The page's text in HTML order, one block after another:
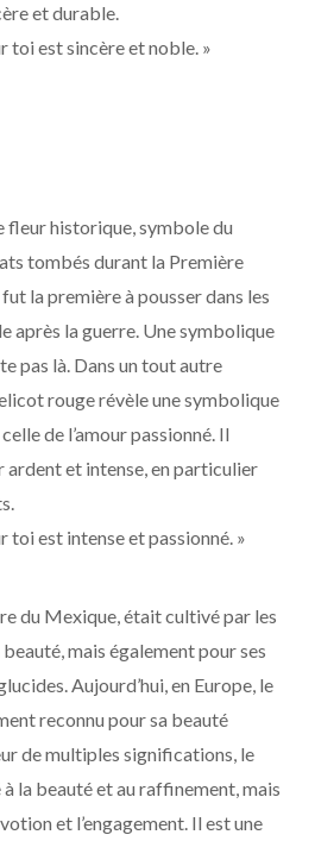
et durable.
toi est sincère et noble. »
fleur historique, symbole du
tombés durant la Première
la première à pousser dans les
après la guerre. Une symbolique
pas là. Dans un tout autre
rouge révèle une symbolique
de l’amour passionné. Il
ardent et intense, en particulier
toi est intense et passionné. »
du Mexique, était cultivé par les
mais également pour ses
Aujourd’hui, en Europe, le
reconnu pour sa beauté
de multiples significations, le
la beauté et au raffinement, mais
et l’engagement. Il est une